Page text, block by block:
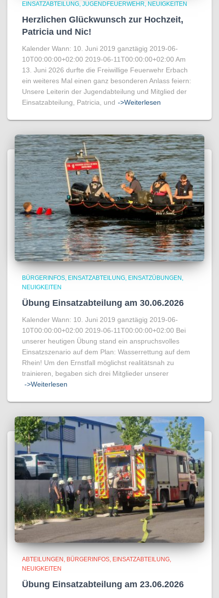
EINSATZABTEILUNG JUGENDFEUERWEHR NEUIGKEITEN
Herzlichen Glückwunsch zur Hochzeit,
Patricia und Nic!
Kalender Wann: 10. Juni 2019 ganztägig 2019-06-
10T00:00:00+02:00 2019-06-11T00:00:00+02:00 Am
13. Juni 2026 durfte die Freiwillige Feuerwehr Erbach
ein weiteres Mal einen ganz besonderen Anlass feiern:
Unsere Leiterin der Jugendabteilung und Mitglied der
Einsatzabteilung, Patricia, und ->Weiterlesen
BÜRGERINFOS EINSATZABTEILUNG EINSATZÜBUNGEN
NEUIGKEITEN
Übung Einsatzabteilung am 30.06.2026
Kalender Wann: 10. Juni 2019 ganztägig 2019-06-
10T00:00:00+02:00 2019-06-11T00:00:00+02:00 Bei
unserer heutigen Übung stand ein anspruchsvolles
Einsatzszenario auf dem Plan: Wasserrettung auf dem
Rhein! Um den Ernstfall möglichst realitätsnah zu
trainieren, begaben sich drei Mitglieder unserer
->Weiterlesen
ABTEILUNGEN BÜRGERINFOS EINSATZABTEILUNG
NEUIGKEITEN
Übung Einsatzabteilung am 23.06.2026